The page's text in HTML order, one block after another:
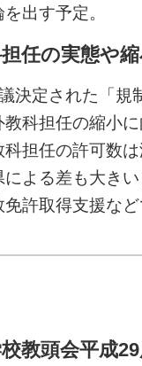
出す予定。
任の実態や
決定された「規
科担任の縮小
科担任の許可数
による差も大き
免許取得支援な
教頭会平成